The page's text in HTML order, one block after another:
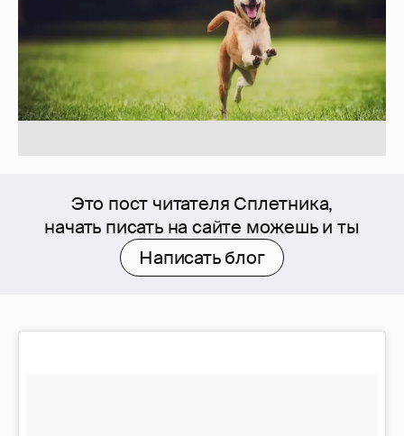
Это пост читателя Сплетника,
начать писать на сайте можешь и ты
Написать блог